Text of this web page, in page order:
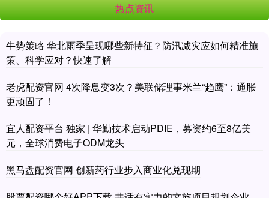
热点资讯
牛势策略 华北雨季呈现哪些新特征？防汛减灾应如何精准施
策、科学应对？快速了解
老虎配资官网 4次降息变3次？美联储理事米兰“趋鹰”：通胀
更顽固了！
宜人配资平台 独家 | 华勤技术启动PDIE，募资约6至8亿美
元，全球消费电子ODM龙头
黑马盘配资官网 创新药行业步入商业化兑现期